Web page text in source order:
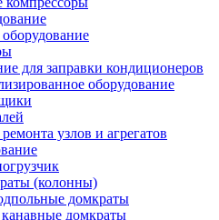
для заправки кондиционеров
оборудование
узлов и агрегатов
(колонны)
домкраты
канавные домкраты